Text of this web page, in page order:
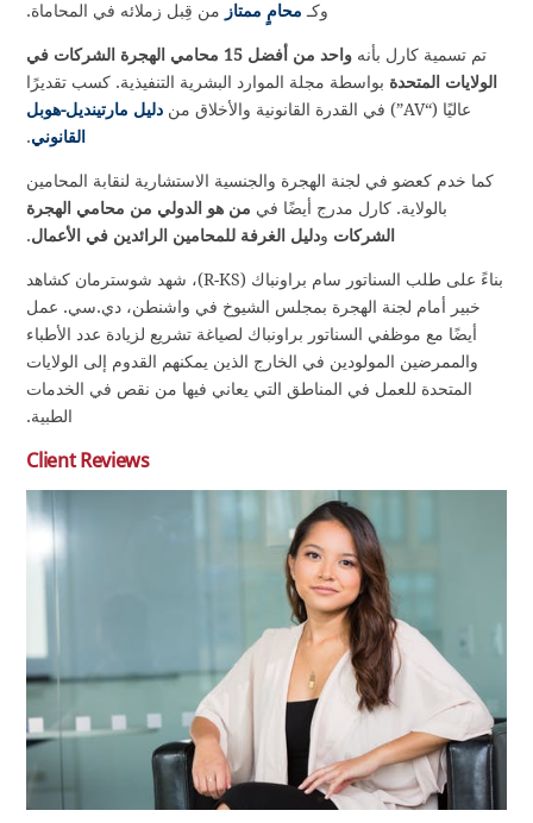
وكـ محامٍ ممتاز من قِبل زملائه في المحاماة.
تم تسمية كارل بأنه
واحد من أفضل 15 محامي الهجرة الشركات في
الولايات المتحدة بواسطة مجلة الموارد البشرية التنفيذية. كسب تقديرًا
عاليًا (“AV”) في القدرة القانونية والأخلاق من
دليل مارتينديل-هوبل
القانوني.
كما خدم كعضو في لجنة الهجرة والجنسية الاستشارية لنقابة المحامين
بالولاية. كارل مدرج أيضًا في من هو الدولي من محامي الهجرة
الشركات ودليل الغرفة للمحامين الرائدين في الأعمال.
بناءً على طلب السناتور سام براونباك (R-KS)، شهد شوسترمان كشاهد
خبير أمام لجنة الهجرة بمجلس الشيوخ في واشنطن، دي.سي. عمل
أيضًا مع موظفي السناتور براونباك لصياغة تشريع لزيادة عدد الأطباء
والممرضين المولودين في الخارج الذين يمكنهم القدوم إلى الولايات
المتحدة للعمل في المناطق التي يعاني فيها من نقص في الخدمات
الطبية.
Client Reviews